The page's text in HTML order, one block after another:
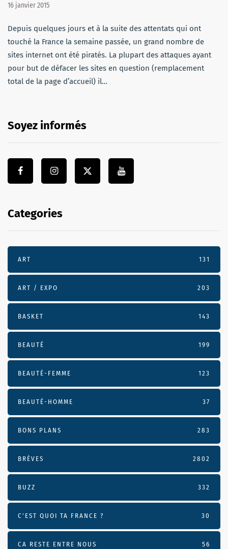
16 janvier 2015
Depuis quelques jours et à la suite des attentats qui ont
touché la France la semaine passée, un grand nombre de
sites internet ont été piratés. La plupart des attaques ayant
pour but de défacer les sites en question (remplacement
total de la page d’accueil) il…
Soyez informés
Categories
ART 131
ART / EXPO 203
BASKET 143
BEAUTÉ 199
BEAUTÉ-FEMME 123
BEAUTÉ-HOMME 37
BONS PLANS 283
BRÈVES 2802
BUZZ 332
C'EST QUOI TA FRANCE ? 30
CA RESTE ENTRE NOUS 56